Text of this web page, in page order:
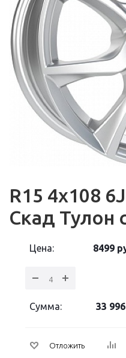
R15 4x108
Скад Тулон
Цена: 8499
Сумма: 33 996
Отложить